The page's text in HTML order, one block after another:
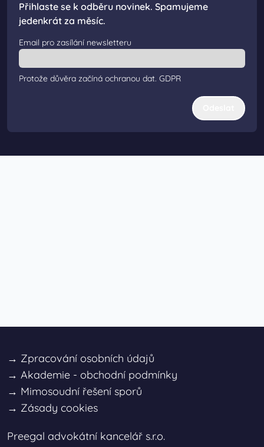
Přihlaste se k odběru novinek. Spamujeme
jedenkrát za měsíc.
Email pro zasílání newsletteru
Protože důvěra začíná ochranou dat. GDPR
Preegal advokátní kancelář s.r.o.
→ Zpracování osobních údajů
→ Akademie - obchodní podmínky
→ Mimosoudní řešení sporů
→ Zásady cookies